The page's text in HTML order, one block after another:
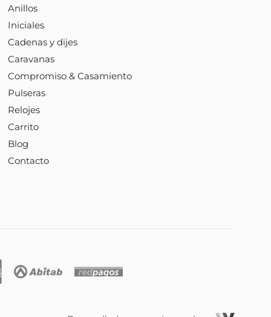
Anillos
Iniciales
Cadenas y dijes
Caravanas
Compromiso & Casamiento
Pulseras
Relojes
Carrito
Blog
Contacto